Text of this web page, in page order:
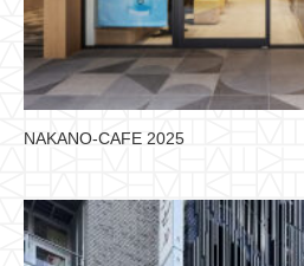
NAKANO-CAFE 2025